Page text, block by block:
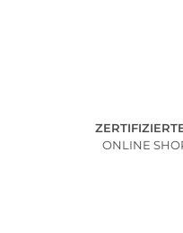
ONLINE